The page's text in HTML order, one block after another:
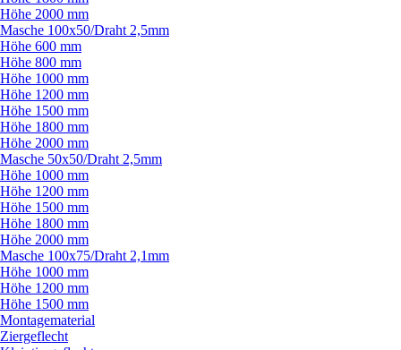
Höhe 2000 mm
Masche 100x50/Draht 2,5mm
Höhe 600 mm
Höhe 800 mm
Höhe 1000 mm
Höhe 1200 mm
Höhe 1500 mm
Höhe 1800 mm
Höhe 2000 mm
Masche 50x50/Draht 2,5mm
Höhe 1000 mm
Höhe 1200 mm
Höhe 1500 mm
Höhe 1800 mm
Höhe 2000 mm
Masche 100x75/Draht 2,1mm
Höhe 1000 mm
Höhe 1200 mm
Höhe 1500 mm
Montagematerial
Ziergeflecht